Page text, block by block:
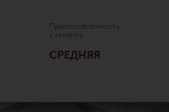
Приспособленность
к тюнингу
СРЕДНЯЯ